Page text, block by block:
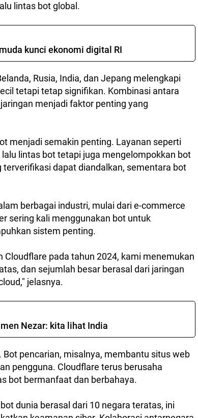
lintas bot global.
kunci ekonomi digital RI
Rusia, India, dan Jepang melengkapi
tetapi tetap signifikan. Kombinasi antara
menjadi faktor penting yang
menjadi semakin penting. Layanan seperti
lintas bot tetapi juga mengelompokkan bot
dapat diandalkan, sementara bot
berbagai industri, mulai dari e-commerce
sering kali menggunakan bot untuk
sistem penting.
pada tahun 2024, kami menemukan
dan sejumlah besar berasal dari jaringan
jelasnya.
Nezar: kita lihat India
pencarian, misalnya, membantu situs web
pengguna. Cloudflare terus berusaha
bot bermanfaat dan berbahaya.
dunia berasal dari 10 negara teratas, ini